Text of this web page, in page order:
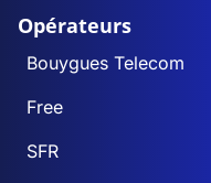
Opérateurs
Bouygues Telecom
Free
SFR